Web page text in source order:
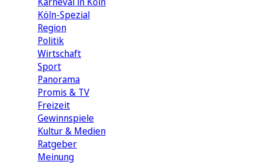
Köln-Spezial
Region
Politik
Wirtschaft
Sport
Panorama
Promis & TV
Freizeit
Gewinnspiele
Kultur & Medien
Ratgeber
Meinung